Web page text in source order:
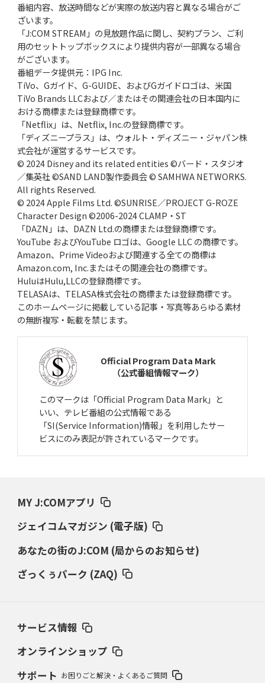
番組内容、放送時間などが実際の放送内容と異なる場合がご
ざいます。
「J:COM STREAM」の見放題作品に関し、契約プラン、ご利
用のセットトップボックスにより提供内容が一部異なる場合
がございます。
番組データ提供元：IPG Inc.
TiVo、Gガイド、G-GUIDE、およびGガイドロゴは、米国
TiVo Brands LLCおよび／またはその関連会社の日本国内に
おける商標または登録商標です。
「Netflix」は、Netflix, Inc.の登録商標です。
「ディズニープラス」は、ウォルト・ディズニー・ジャパン株
式会社が運営するサービスです。
© 2024 Disney and its related entities ©バード・スタジオ
／集英社 ©SAND LAND製作委員会 © SAMHWA NETWORKS.
All rights Reserved.
© 2024 Apple Films Ltd. ©SUNRISE／PROJECT G-ROZE
Character Design ©2006-2024 CLAMP・ST
「DAZN」は、DAZN Ltd.の商標または登録商標です。
YouTube およびYouTube ロゴは、Google LLC の商標です。
Amazon、Prime Videoおよび関連する全ての商標は
Amazon.com, Inc.またはその関連会社の商標です。
HuluはHulu,LLCの登録商標です。
TELASAは、TELASA株式会社の商標または登録商標です。
このホームページに掲載している記事・写真等あらゆる素材
の無断複写・転載を禁じます。
Official Program Data Mark
（公式番組情報マーク）
このマークは「Official Program Data Mark」と
いい、テレビ番組の公式情報である
「SI(Service Information)情報」を利用したサー
ビスにのみ表記が許されているマークです。
MY J:COMアプリ
ジェイコムマガジン (電子版)
あなたの街のJ:COM (局からのお知らせ)
ざっくぅパーク (ZAQ)
サービス情報
オンラインショップ
サポート お困りごと解決・よくあるご質問